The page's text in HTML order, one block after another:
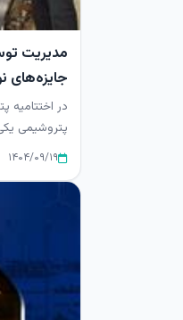
جایزه‌های
پتروشیمی
کسب جوایز
۱۴۰۴/۰۹/۱۹